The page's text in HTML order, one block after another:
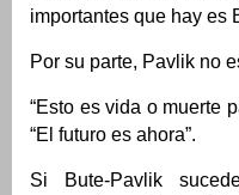
importantes que hay es
Por su parte, Pavlik no
“Esto es vida o muerte
“El futuro es ahora”.
Si Bute-Pavlik